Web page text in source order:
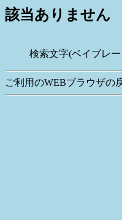
該当ありません
検索文字(ベイブレ
ご利用のWEBブラウザの